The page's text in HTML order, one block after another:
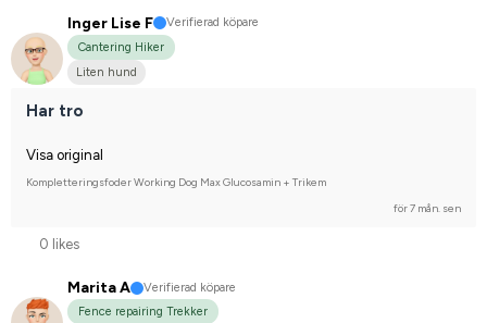
Inger Lise F
Verifierad köpare
Cantering Hiker
Liten hund
Har tro
Visa original
Kompletteringsfoder Working Dog Max Glucosamin + Trikem
för 7 mån. sen
0 likes
Marita A
Verifierad köpare
Fence repairing Trekker